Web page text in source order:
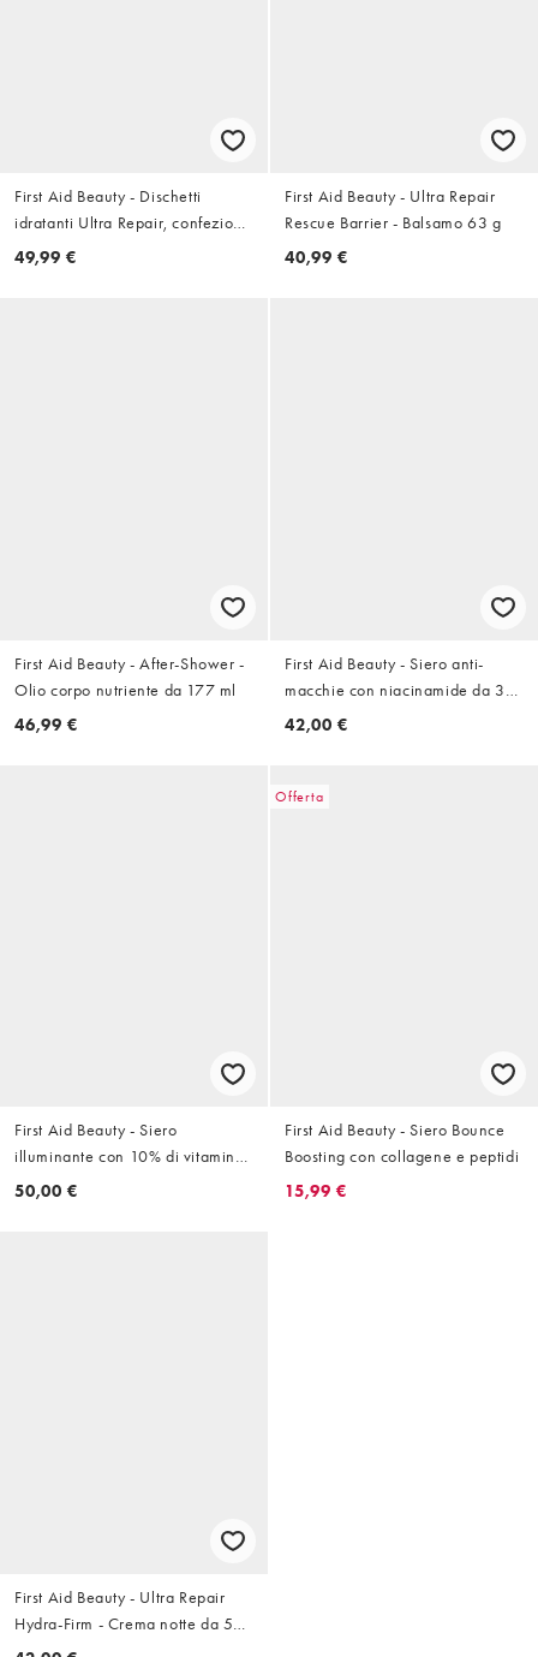
First Aid Beauty - Dischetti
idratanti Ultra Repair, confezione
da 60
49,99 €
First Aid Beauty - Ultra Repair
Rescue Barrier - Balsamo 63 g
40,99 €
First Aid Beauty - After-Shower -
Olio corpo nutriente da 177 ml
46,99 €
First Aid Beauty - Siero anti-
macchie con niacinamide da 30
ml
42,00 €
First Aid Beauty - Siero
illuminante con 10% di vitamina
C da 30 ml
50,00 €
Offerta
First Aid Beauty - Siero Bounce
Boosting con collagene e peptidi
15,99 €
First Aid Beauty - Ultra Repair
Hydra-Firm - Crema notte da 50
ml